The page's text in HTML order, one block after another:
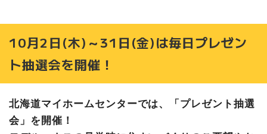
10月2日(木)～31日(金)は毎日プレゼン
ト抽選会を開催！
北海道マイホームセンターでは、「プレゼント抽選
会」を開催！